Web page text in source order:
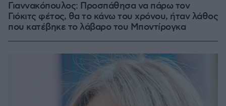
Γιαννακόπουλος: Προσπάθησα να πάρω τον
Γιόκιτς φέτος, θα το κάνω του χρόνου, ήταν λάθος
που κατέβηκε το λάβαρο του Μποντίρογκα